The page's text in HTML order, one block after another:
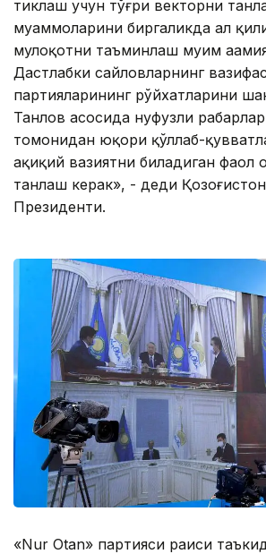
тиклаш учун тўғри векторни
муаммоларини биргаликда ҳал
мулоқотни таъминлаш муҳим
Дастлабки сайловларнинг
партияларининг рўйхатларини
Танлов асосида нуфузли
томонидан юқори қўллаб-
ҳақиқий вазиятни биладиган фаол
танлаш керак», - деди
Президенти.
«Nur Otan» партияси раиси